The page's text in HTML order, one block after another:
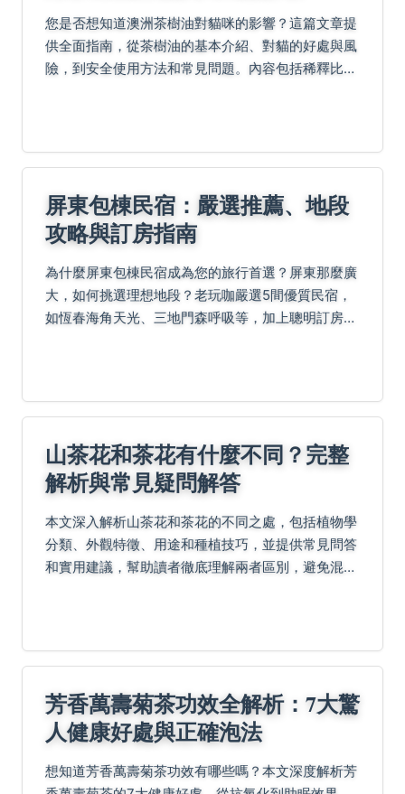
您是否想知道澳洲茶樹油對貓咪的影響？這篇文章提
供全面指南，從茶樹油的基本介紹、對貓的好處與風
險，到安全使用方法和常見問題。內容包括稀釋比
屏東包棟民宿：嚴選推薦、地段
攻略與訂房指南
為什麼屏東包棟民宿成為您的旅行首選？屏東那麼廣
大，如何挑選理想地段？老玩咖嚴選5間優質民宿，
如恆春海角天光、三地門森呼吸等，加上聰明訂房與
山茶花和茶花有什麼不同？完整
解析與常見疑問解答
本文深入解析山茶花和茶花的不同之處，包括植物學
分類、外觀特徵、用途和種植技巧，並提供常見問答
和實用建議，幫助讀者徹底理解兩者區別，避免混
芳香萬壽菊茶功效全解析：7大驚
人健康好處與正確泡法
想知道芳香萬壽菊茶功效有哪些嗎？本文深度解析芳